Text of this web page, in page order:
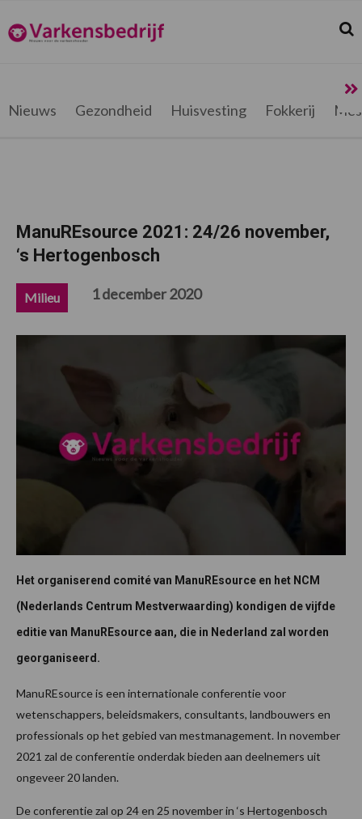
de
hoofdnavigatie
de
hoofd
de
eerste
de
voettekst
Varkensbedrijf.be
Nieuws Gezondheid Huisvesting Fokkerij
ManuREsource 2021: 24/26 november,
‘s Hertogenbosch
Milieu 1 december 2020
Het organiserend comité van ManuREsource en het NCM
(Nederlands Centrum Mestverwaarding) kondigen de vijfde
editie van ManuREsource aan, die in Nederland zal worden
georganiseerd.
ManuREsource is een internationale conferentie voor
wetenschappers, beleidsmakers, consultants, landbouwers en
professionals op het gebied van mestmanagement. In november
2021 zal de conferentie onderdak bieden aan deelnemers uit
ongeveer 20 landen.
De conferentie zal op 24 en 25 november in ‘s Hertogenbosch